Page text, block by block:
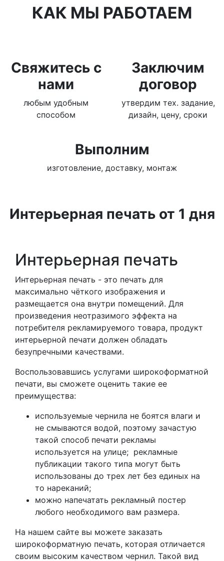
КАК МЫ РАБОТАЕМ
Свяжитесь с
нами
любым удобным
способом
Заключим
договор
утвердим тех. задание,
дизайн, цену, сроки
Выполним
изготовление, доставку, монтаж
Интерьерная печать от 1 дня
Интерьерная печать
Интерьерная печать - это печать для
максимально чёткого изображения и
размещается она внутри помещений. Для
произведения неотразимого эффекта на
потребителя рекламируемого товара, продукт
интерьерной печати должен обладать
безупречными качествами.
Воспользовавшись услугами широкоформатной
печати, вы сможете оценить такие ее
преимущества:
используемые чернила не боятся влаги и
не смываются водой, поэтому зачастую
такой способ печати рекламы
используется на улице; рекламные
публикации такого типа могут быть
использованы до трех лет без единых на
то нареканий;
можно напечатать рекламный постер
любого необходимого вам размера.
На нашем сайте вы можете заказать
широкоформатную печать, которая отличается
своим высоким качеством чернил. Такой вид